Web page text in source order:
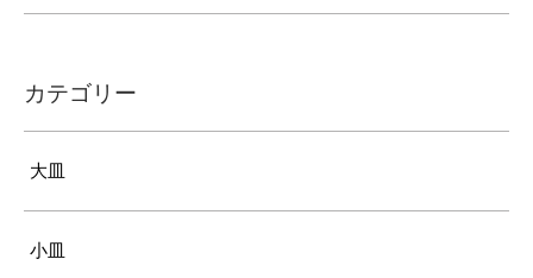
カテゴリー
大皿
小皿